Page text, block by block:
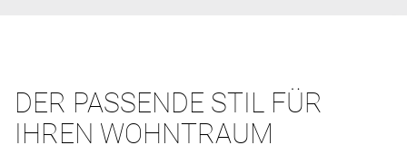
DER PASSENDE STIL FÜR
IHREN WOHNTRAUM